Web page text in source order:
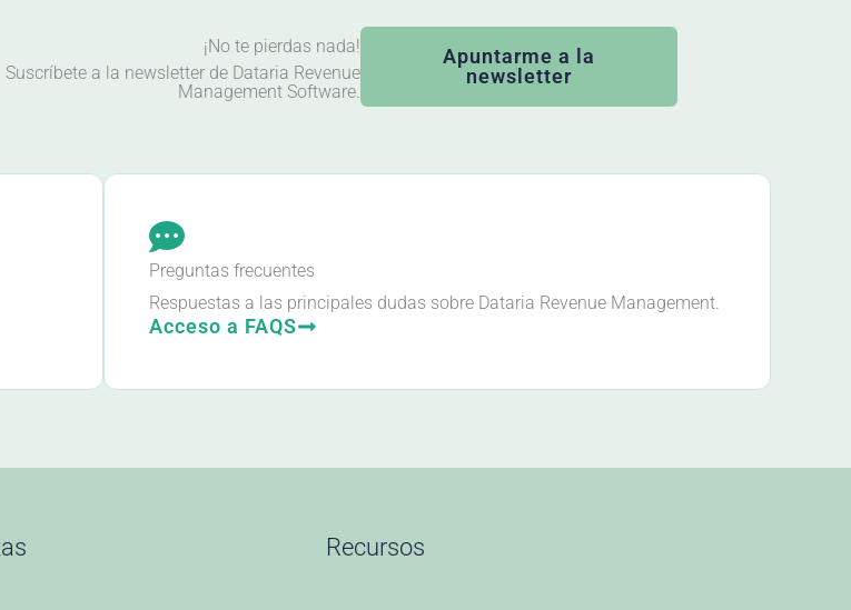
¡No te pierdas nada!
Suscríbete a la newsletter de Dataria Revenue
Management Software.
Apuntarme a la
newsletter
Preguntas frecuentes
Respuestas a las principales dudas sobre Dataria Revenue Management.
Acceso a FAQS
Recursos